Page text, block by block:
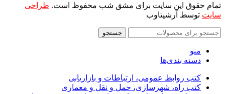
تمام حقوق این سایت برای مشق شب محفوظ است. طراحی
سایت توسط آرشیتاوب
جستجو
منو
دسته بندی‌ها
کتب روابط عمومی، ارتباطات و بازاریابی
کتب راه، شهرسازی، حمل و نقل و معماری